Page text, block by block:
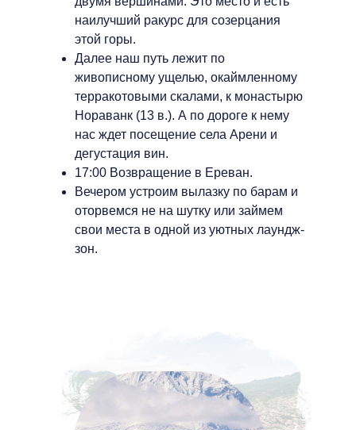
наилучший ракурс для созерцания
этой горы.
Далее наш путь лежит по
живописному ущелью, окаймленному
терракотовыми скалами, к монастырю
Нораванк (13 в.). А по дороге к нему
нас ждет посещение села Арени и
дегустация вин.
17:00 Возвращение в Ереван.
Вечером устроим вылазку по барам и
оторвемся не на шутку или займем
свои места в одной из уютных лаундж-
зон.